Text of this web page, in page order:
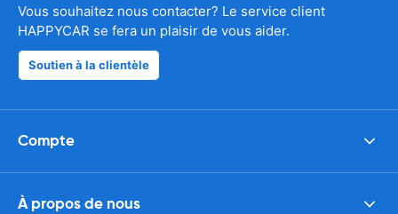
Vous souhaitez nous contacter? Le service client
HAPPYCAR se fera un plaisir de vous aider.
Soutien à la clientèle
Compte
À propos de nous